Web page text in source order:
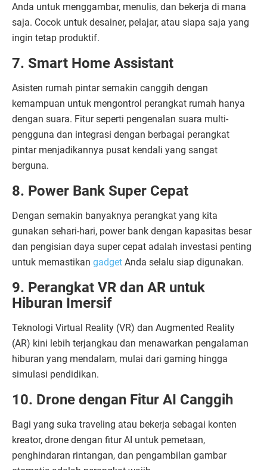
Anda untuk menggambar, menulis, dan bekerja di mana
saja. Cocok untuk desainer, pelajar, atau siapa saja yang
ingin tetap produktif.
7. Smart Home Assistant
Asisten rumah pintar semakin canggih dengan
kemampuan untuk mengontrol perangkat rumah hanya
dengan suara. Fitur seperti pengenalan suara multi-
pengguna dan integrasi dengan berbagai perangkat
pintar menjadikannya pusat kendali yang sangat
berguna.
8. Power Bank Super Cepat
Dengan semakin banyaknya perangkat yang kita
gunakan sehari-hari, power bank dengan kapasitas besar
dan pengisian daya super cepat adalah investasi penting
untuk memastikan gadget Anda selalu siap digunakan.
9. Perangkat VR dan AR untuk
Hiburan Imersif
Teknologi Virtual Reality (VR) dan Augmented Reality
(AR) kini lebih terjangkau dan menawarkan pengalaman
hiburan yang mendalam, mulai dari gaming hingga
simulasi pendidikan.
10. Drone dengan Fitur AI Canggih
Bagi yang suka traveling atau bekerja sebagai konten
kreator, drone dengan fitur AI untuk pemetaan,
penghindaran rintangan, dan pengambilan gambar